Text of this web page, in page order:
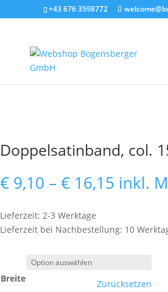
+43 676 3598772
Doppelsatinband, col.
€ 9,10 – € 16,15
€ 9,10
€ 16,15
inkl.
Lieferzeit: 2-3 Werktage
Lieferzeit bei Nachbestellung: 10
Breite Zurücksetzen